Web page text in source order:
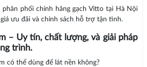
phân phối chính hãng gạch Vitto tại Hà Nội
ưu đãi và chính sách hỗ trợ tận tình.
– Uy tín, chất lượng, và giải pháp
trình.
có thể dùng để lát nền không?